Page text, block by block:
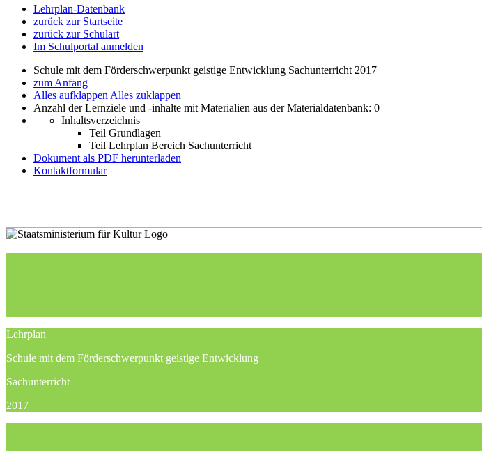
Lehrplan-Datenbank
zurück zur Startseite
zurück zur Schulart
Im Schulportal anmelden
Schule mit dem Förderschwerpunkt geistige Entwicklung Sachunterricht 2017
zum Anfang
Alles aufklappen Alles zuklappen
Anzahl der Lernziele und -inhalte mit Materialien aus der Materialdatenbank: 0
Inhaltsverzeichnis
Teil Grundlagen
Teil Lehrplan Bereich Sachunterricht
Dokument als PDF herunterladen
Kontaktformular
Lehrplan
Schule mit dem Förderschwerpunkt geistige Entwicklung
Sachunterricht
2017